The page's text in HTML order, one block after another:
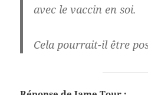
avec le vaccin en soi.
Cela pourrait-il être